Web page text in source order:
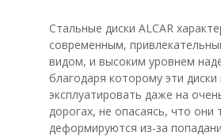
Стальные диски ALCAR
современным,
видом, и высоким уровнем
благодаря которому эти
эксплуатировать даже на
дорогах, не опасаясь, что они
деформируются из-за